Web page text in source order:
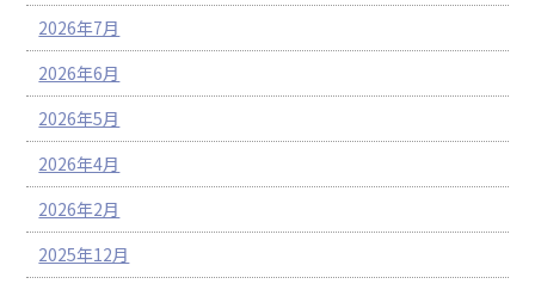
2026年7月
2026年6月
2026年5月
2026年4月
2026年2月
2025年12月